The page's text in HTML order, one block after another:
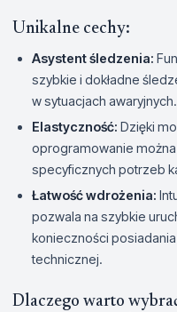
Unikalne cechy:
Asystent śledzenia:
szybkie i dokładne
w sytuacjach awaryjnych.
Elastyczność: Dzięki
oprogramowanie
specyficznych potrzeb
Łatwość wdrożenia:
pozwala na szybkie
konieczności
technicznej.
Dlaczego warto